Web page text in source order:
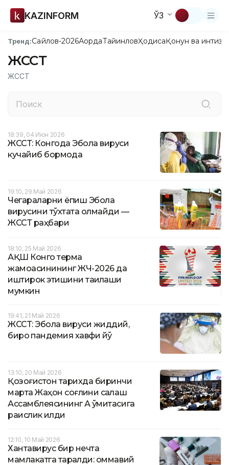
KAZINFORM ЎЗ
Тренд:Сайлов-2026АқордаТайинловҲодисаҚонун ва
ЖССТ
ЖССТ
18:39, 04 Июн 2026
ЖССТ: Конгода Эбола вируси
кучайиб бормоқда
19:10, 29 Май 2026
Чегараларни ёпиш Эбола
вирусини тўхтата олмайди —
ЖССТ раҳбари
18:10, 25 Май 2026
АҚШ Конго терма
жамоасинининг ЖЧ-2026 да
иштирок этишини тақиқлаши
мумкин
19:41, 21 Май 2026
ЖССТ: Эбола вируси жиддий,
бироқ пандемия хавфи йўқ
13:10, 20 Май 2026
Қозоғистон тарихда биринчи
марта Жаҳон соғлиқни сақлаш
Ассамблеясининг А қўмитасига
раислик қилди
12:10, 10 Май 2026
Хантавирус бир нечта
мамлакатга тарқалди: оммавий